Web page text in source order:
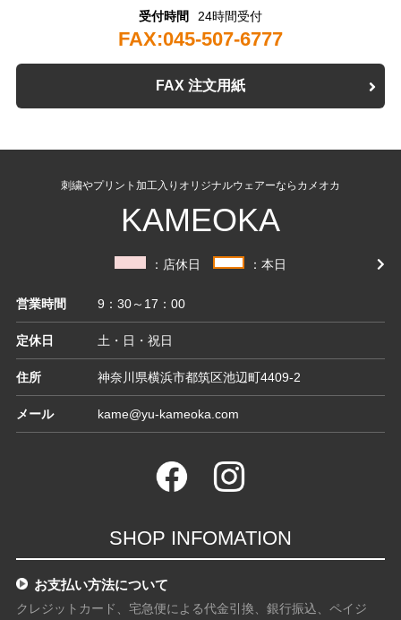
受付時間 24時間受付
FAX:045-507-6777
FAX 注文用紙
刺繍やプリント加工入りオリジナルウェアーならカメオカ
KAMEOKA
：店休日 ：本日
営業時間 9：30～17：00
定休日 土・日・祝日
住所 神奈川県横浜市都筑区池辺町4409-2
メール kame@yu-kameoka.com
SHOP INFOMATION
お支払い方法について
クレジットカード、宅急便による代金引換、銀行振込、ペイジ